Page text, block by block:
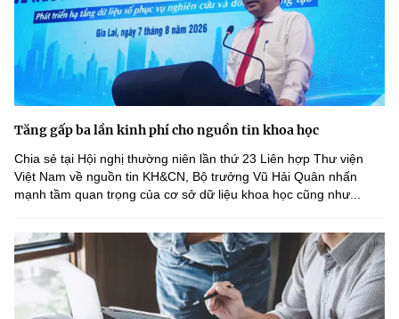
Tăng gấp ba lần kinh phí cho nguồn tin khoa học
Chia sẻ tại Hội nghị thường niên lần thứ 23 Liên hợp Thư viện
Việt Nam về nguồn tin KH&CN, Bộ trưởng Vũ Hải Quân nhấn
mạnh tầm quan trọng của cơ sở dữ liệu khoa học cũng như...